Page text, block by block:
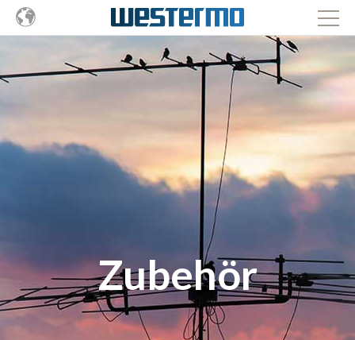
Zubehör